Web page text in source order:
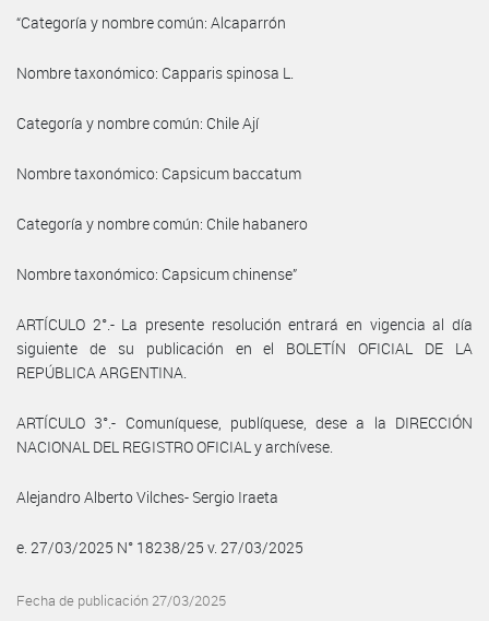
“Categoría y nombre común: Alcaparrón
Nombre taxonómico: Capparis spinosa L.
Categoría y nombre común: Chile Ají
Nombre taxonómico: Capsicum baccatum
Categoría y nombre común: Chile habanero
Nombre taxonómico: Capsicum chinense”
ARTÍCULO 2°.- La presente resolución entrará en vigencia al día
siguiente de su publicación en el BOLETÍN OFICIAL DE LA
REPÚBLICA ARGENTINA.
ARTÍCULO 3°.- Comuníquese, publíquese, dese a la DIRECCIÓN
NACIONAL DEL REGISTRO OFICIAL y archívese.
Alejandro Alberto Vilches- Sergio Iraeta
e. 27/03/2025 N° 18238/25 v. 27/03/2025
Fecha de publicación 27/03/2025